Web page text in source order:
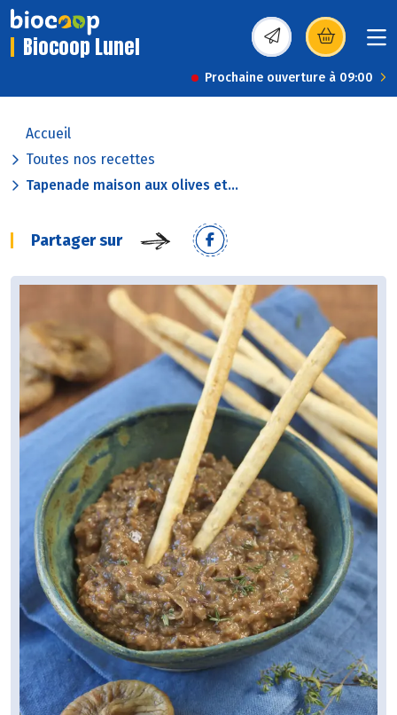
Biocoop Lunel (s’ouvre dans une
Prochaine ouverture à 09:00
Accueil
Toutes nos recettes
Tapenade maison aux olives et...
Partager sur